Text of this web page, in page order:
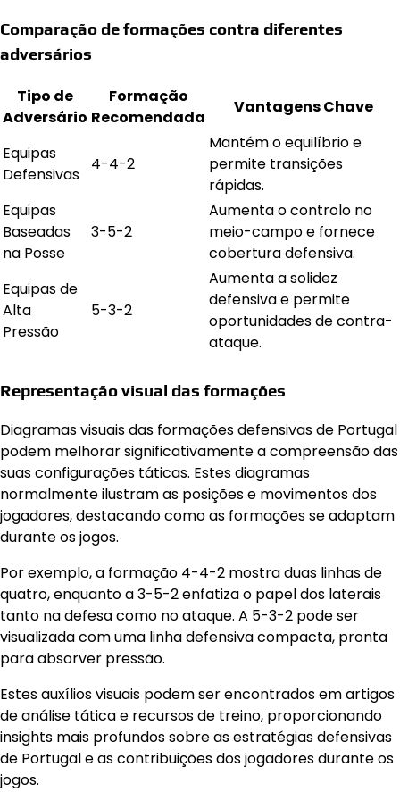
Comparação de formações contra diferentes
adversários
Tipo de
Adversário
Formação
Recomendada
Vantagens Chave
Equipas
Defensivas
4-4-2
Mantém o equilíbrio e
permite transições
rápidas.
Equipas
Baseadas
na Posse
3-5-2
Aumenta o controlo no
meio-campo e fornece
cobertura defensiva.
Equipas de
Alta
Pressão
5-3-2
Aumenta a solidez
defensiva e permite
oportunidades de contra-
ataque.
Representação visual das formações
Diagramas visuais das formações defensivas de Portugal
podem melhorar significativamente a compreensão das
suas configurações táticas. Estes diagramas
normalmente ilustram as posições e movimentos dos
jogadores, destacando como as formações se adaptam
durante os jogos.
Por exemplo, a formação 4-4-2 mostra duas linhas de
quatro, enquanto a 3-5-2 enfatiza o papel dos laterais
tanto na defesa como no ataque. A 5-3-2 pode ser
visualizada com uma linha defensiva compacta, pronta
para absorver pressão.
Estes auxílios visuais podem ser encontrados em artigos
de análise tática e recursos de treino, proporcionando
insights mais profundos sobre as estratégias defensivas
de Portugal e as contribuições dos jogadores durante os
jogos.